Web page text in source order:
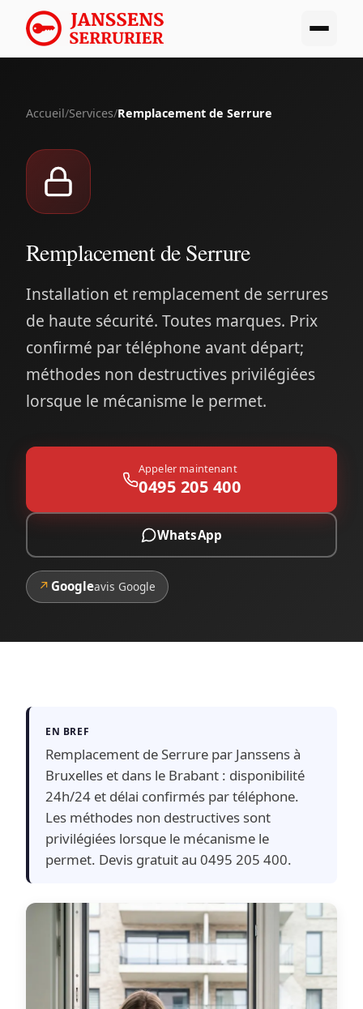
Accueil/Services/Remplacement de Serrure
Remplacement de Serrure
Installation et remplacement de serrures
de haute sécurité. Toutes marques. Prix
confirmé par téléphone avant départ;
méthodes non destructives privilégiées
lorsque le mécanisme le permet.
Appeler maintenant
0495 205 400
WhatsApp
↗ Googleavis Google
EN BREF
Remplacement de Serrure par Janssens à
Bruxelles et dans le Brabant : disponibilité
24h/24 et délai confirmés par téléphone.
Les méthodes non destructives sont
privilégiées lorsque le mécanisme le
permet. Devis gratuit au 0495 205 400.